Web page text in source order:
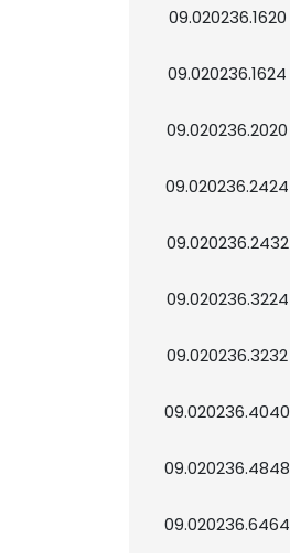
09.020236.1620
09.020236.1624
09.020236.2020
09.020236.2424
09.020236.2432
09.020236.3224
09.020236.3232
09.020236.4040
09.020236.4848
09.020236.6464